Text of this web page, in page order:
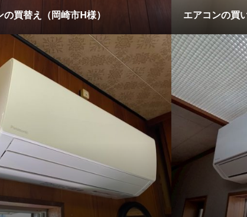
の買替え（岡崎市H様） エアコンの買